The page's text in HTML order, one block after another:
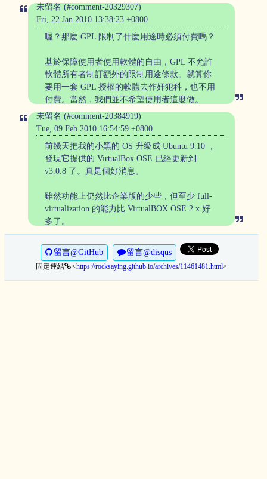
未留名 (#comment-20329307)
Fri, 22 Jan 2010 13:38:23 +0800
喔？那麼 GPL 限制了什麼用途時必須付費嗎？
基於保障使用者使用軟體的自由，GPL 不允許
軟體所有者制訂額外的限制用途條款。就算你
要用一套 GPL 授權的軟體去作奸犯科，也不用
付費。當然，我們並不希望使用者這麼做。
未留名 (#comment-20384919)
Tue, 09 Feb 2010 16:54:59 +0800
前幾天把我的小黑的 OS 升級成 Ubuntu 9.10 ，
發現它提供的 VirtualBox OSE 已經更新到
v3.0.8 了。真是個好消息。
雖然功能上仍然比企業版的少些，但至少 full-
virtualization 的能力比 VirtualBOX OSE 2.x 好
多了。
留言@GitHub 留言@disqus
固定連結 <https://rocksaying.github.io/archives/11461481.html>